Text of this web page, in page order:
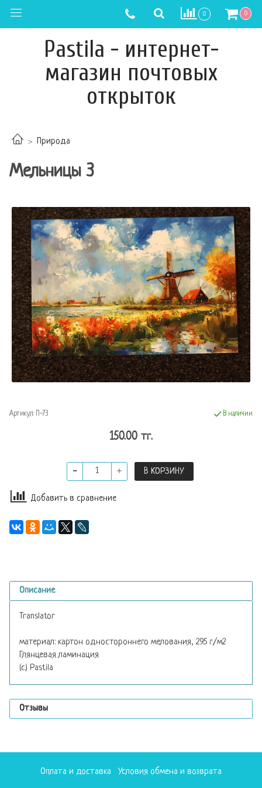
0 0
Pastila - интернет-
магазин почтовых
открыток
Природа
Мельницы 3
Артикул: П-73 В наличии
150.00 тг.
В КОРЗИНУ
Добавить в сравнение
Описание
Translator
материал: картон одностороннего мелования, 295 г/м2
Глянцевая ламинация
(с) Pastila
Отзывы
Оплата и доставка Условия обмена и возврата